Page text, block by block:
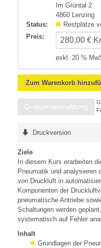
Im Grüntal 2
4860 Lenzing
Status:
Restplätze
Preis:
exkl. 20 %
Zum Warenkorb
Gruppenanmeldung
Druckversion
Ziele
In diesem Kurs erarbeiten
Pneumatik und analysieren
von Druckluft in
Komponenten der
pneumatische Antriebe
Schaltungen werden
systematisch auf Fehler
Inhalt
Grundlagen der